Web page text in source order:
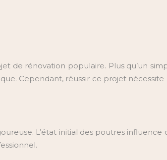
rénovation populaire. Plus qu’un
Cependant, réussir ce projet
L’état initial des poutres